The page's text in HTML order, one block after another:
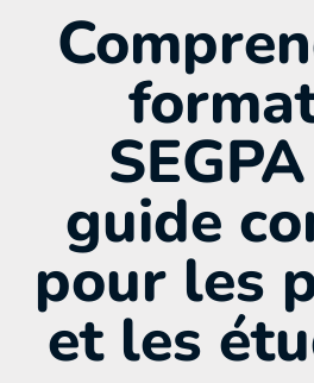
guide
pour les
et les